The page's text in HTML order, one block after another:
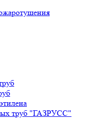
труб "ГАЗРУСС"